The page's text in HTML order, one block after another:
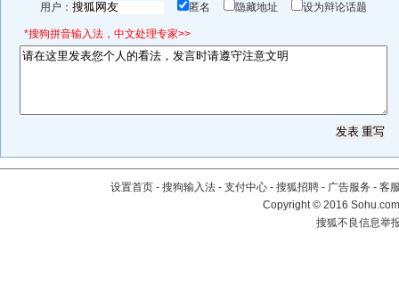
用户： 匿名 隐藏地址 设为辩论话题
*搜狗拼音输入法，中文处理专家>>
设置首页 - 搜狗输入法 - 支付中心 - 搜狐招聘 - 广告服务 - 客
Copyright©2016
搜狐不良信息举